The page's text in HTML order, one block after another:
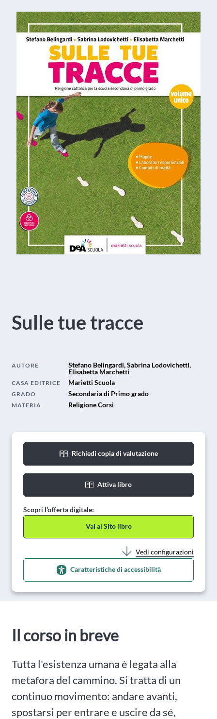
Sulle tue tracce
AUTORE
Stefano Belingardi, Sabrina Lodovichetti,
Elisabetta Marchetti
CASA EDITRICE Marietti Scuola
GRADO Secondaria di Primo grado
MATERIA Religione Corsi
Richiedi copia di valutazione
Attiva libro
Scopri l'offerta digitale:
Vai al Sito libro
Vedi configurazioni
Caratteristiche di accessibilità
Il corso in breve
Tutta l'esistenza umana è legata alla
metafora del cammino. Si tratta di un
continuo movimento: andare avanti,
spostarsi per entrare e uscire da sé,